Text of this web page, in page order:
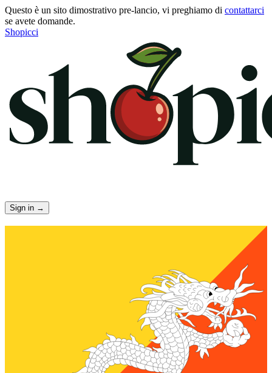
Questo è un sito dimostrativo pre-lancio, vi preghiamo di contattarci
se avete domande.
Shopicci
Sign in →